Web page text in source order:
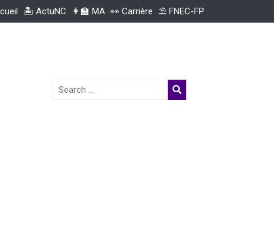
🏝️ ActuNC 👩‍🏫 MA 👀 Carrière ⛱️ FNEC-FP
Search